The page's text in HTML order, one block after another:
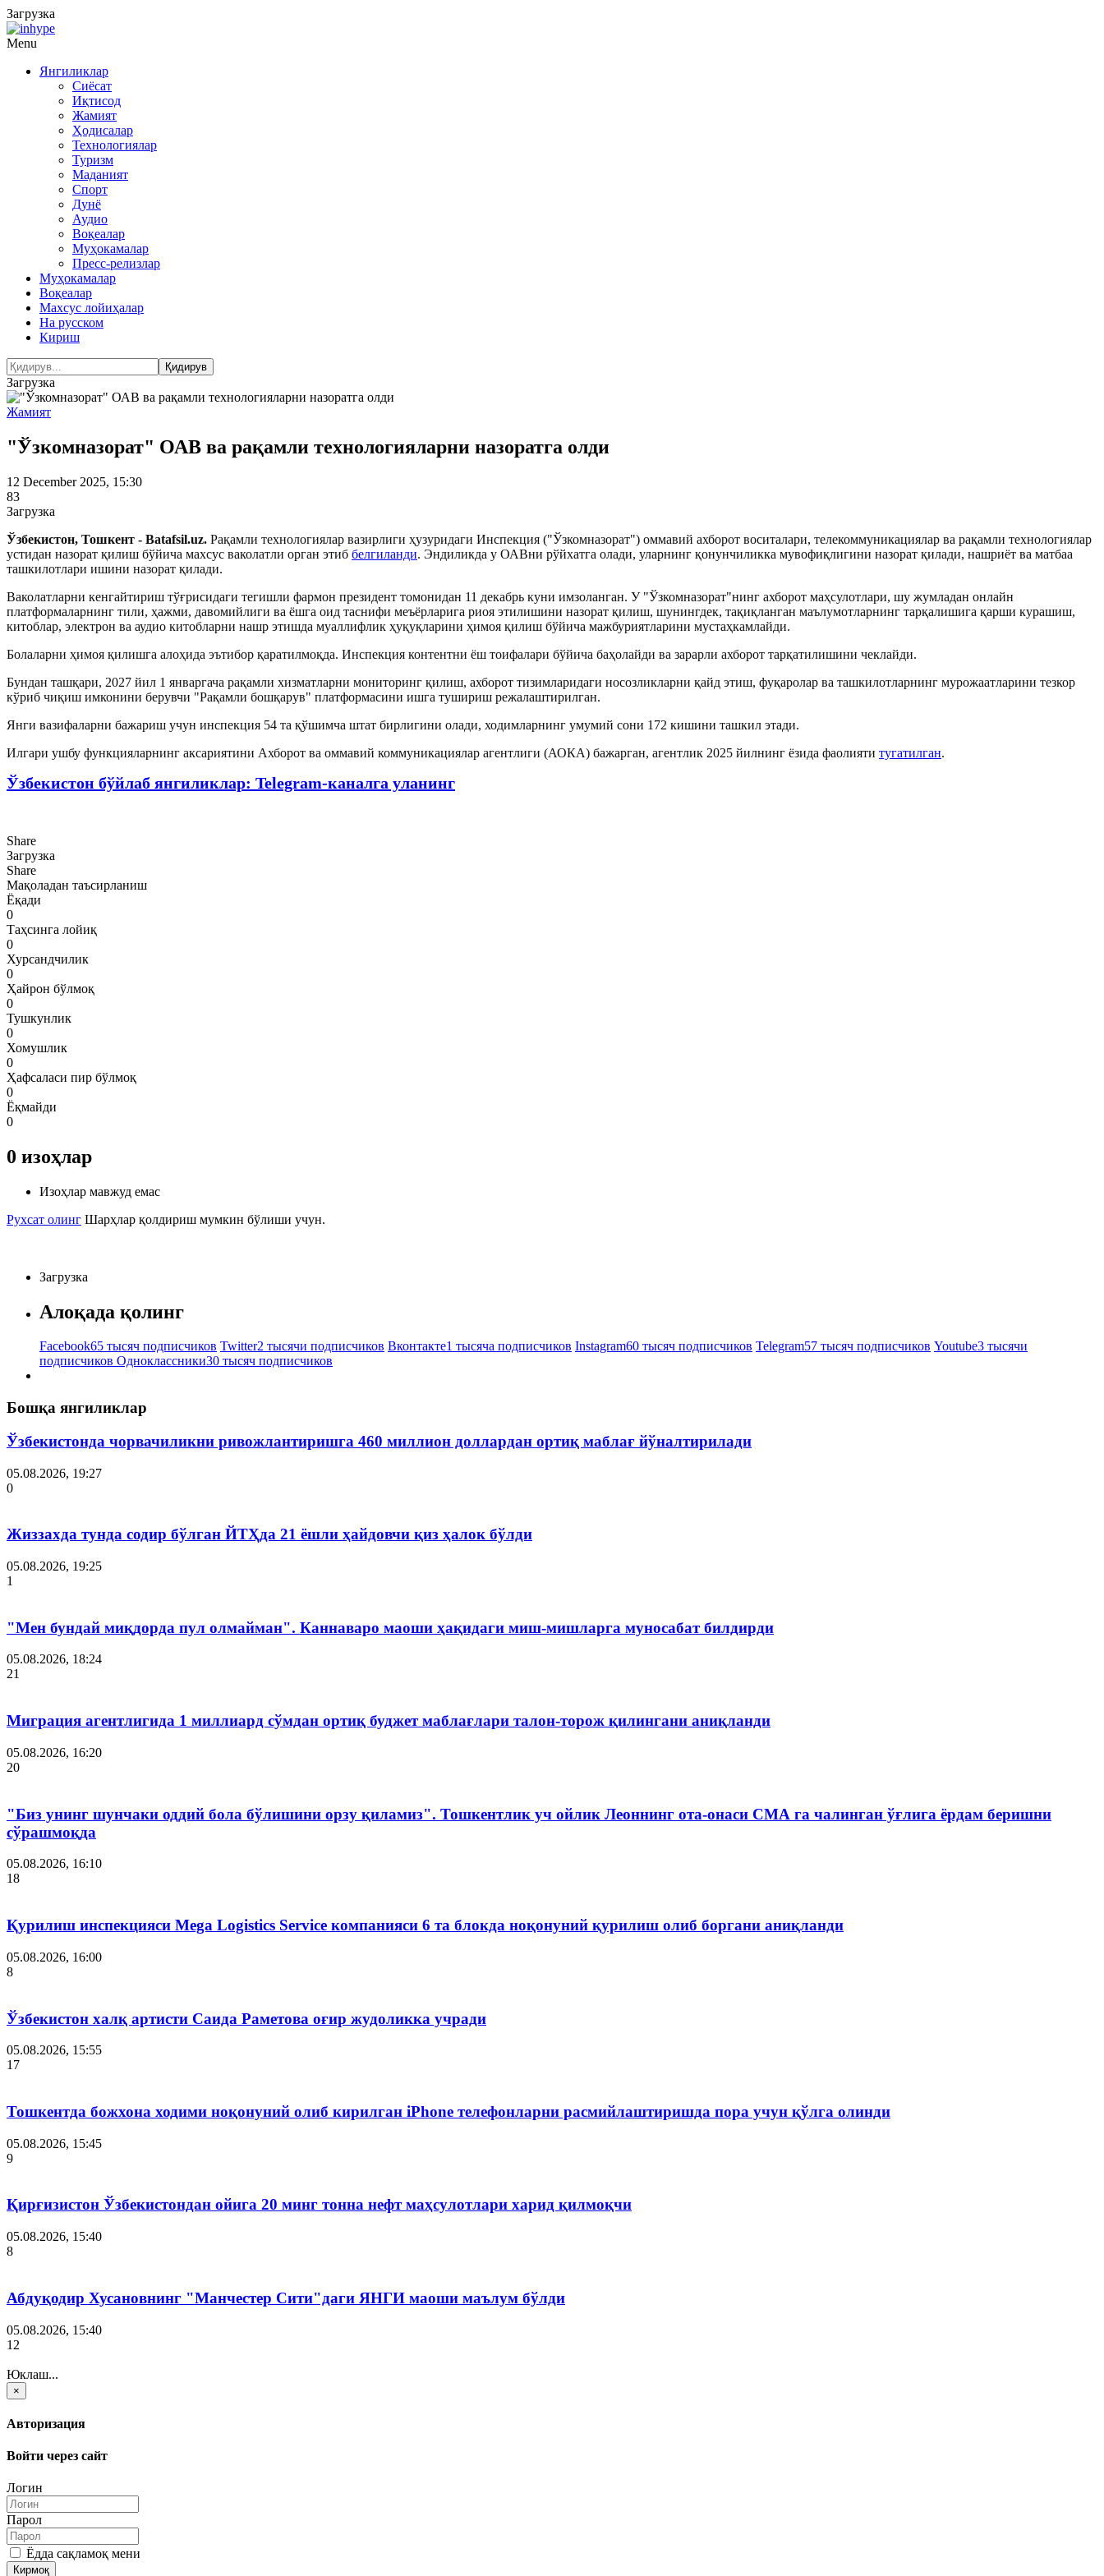
Загрузка
Menu
Янгиликлар
Сиёсат
Иқтисод
Жамият
Ҳодисалар
Технологиялар
Туризм
Маданият
Спорт
Дунё
Аудио
Воқеалар
Муҳокамалар
Пресс-релизлар
Муҳокамалар
Воқеалар
Махсус лойиҳалар
На русском
Кириш
Загрузка
Жамият
"Ўзкомназорат" ОАВ ва рақамли технологияларни назоратга олди
12 December 2025, 15:30
83
Загрузка
Ўзбекистон, Тошкент - Batafsil.uz. Рақамли технологиялар вазирлиги ҳузуридаги Инспекция ("Ўзкомназорат") оммавий ахборот воситалари, телекоммуникациялар ва рақамли технологиялар
устидан назорат қилиш бўйича махсус ваколатли орган этиб белгиланди. Эндиликда у ОАВни рўйхатга олади, уларнинг қонунчиликка мувофиқлигини назорат қилади, нашриёт ва матбаа
ташкилотлари ишини назорат қилади.
Ваколатларни кенгайтириш тўғрисидаги тегишли фармон президент томонидан 11 декабрь куни имзоланган. У "Ўзкомназорат"нинг ахборот маҳсулотлари, шу жумладан онлайн
платформаларнинг тили, ҳажми, давомийлиги ва ёшга оид таснифи меъёрларига риоя этилишини назорат қилиш, шунингдек, тақиқланган маълумотларнинг тарқалишига қарши курашиш,
китоблар, электрон ва аудио китобларни нашр этишда муаллифлик ҳуқуқларини ҳимоя қилиш бўйича мажбуриятларини мустаҳкамлайди.
Болаларни ҳимоя қилишга алоҳида эътибор қаратилмоқда. Инспекция контентни ёш тоифалари бўйича баҳолайди ва зарарли ахборот тарқатилишини чеклайди.
Бундан ташқари, 2027 йил 1 январгача рақамли хизматларни мониторинг қилиш, ахборот тизимларидаги носозликларни қайд этиш, фуқаролар ва ташкилотларнинг мурожаатларини тезкор
кўриб чиқиш имконини берувчи "Рақамли бошқарув" платформасини ишга тушириш режалаштирилган.
Янги вазифаларни бажариш учун инспекция 54 та қўшимча штат бирлигини олади, ходимларнинг умумий сони 172 кишини ташкил этади.
Илгари ушбу функцияларнинг аксариятини Ахборот ва оммавий коммуникациялар агентлиги (АОКА) бажарган, агентлик 2025 йилнинг ёзида фаолияти тугатилган.
Ўзбекистон бўйлаб янгиликлар: Telegram-каналга уланинг
Share
Загрузка
Share
Мақоладан таъсирланиш
Ёқади
0
Таҳсинга лойиқ
0
Хурсандчилик
0
Ҳайрон бўлмоқ
0
Тушкунлик
0
Хомушлик
0
Ҳафсаласи пир бўлмоқ
0
Ёқмайди
0
0 изоҳлар
Изоҳлар мавжуд емас
Рухсат олинг Шарҳлар қолдириш мумкин бўлиши учун.
Загрузка
Алоқада қолинг
Facebook65 тысяч подписчиков Twitter2 тысячи подписчиков Вконтакте1 тысяча подписчиков Instagram60 тысяч подписчиков Telegram57 тысяч подписчиков Youtube3 тысячи
подписчиков Одноклассники30 тысяч подписчиков
Бошқа янгиликлар
Ўзбекистонда чорвачиликни ривожлантиришга 460 миллион доллардан ортиқ маблағ йўналтирилади
05.08.2026, 19:27
0
Жиззахда тунда содир бўлган ЙТҲда 21 ёшли ҳайдовчи қиз ҳалок бўлди
05.08.2026, 19:25
1
"Мен бундай миқдорда пул олмайман". Каннаваро маоши ҳақидаги миш-мишларга муносабат билдирди
05.08.2026, 18:24
21
Миграция агентлигида 1 миллиард сўмдан ортиқ буджет маблағлари талон-торож қилингани аниқланди
05.08.2026, 16:20
20
"Биз унинг шунчаки оддий бола бўлишини орзу қиламиз". Тошкентлик уч ойлик Леоннинг ота-онаси СМА га чалинган ўғлига ёрдам беришни
сўрашмоқда
05.08.2026, 16:10
18
Қурилиш инспекцияси Мega Logistics Service компанияси 6 та блокда ноқонуний қурилиш олиб боргани аниқланди
05.08.2026, 16:00
8
Ўзбекистон халқ артисти Саида Раметова оғир жудоликка учради
05.08.2026, 15:55
17
Тошкентда божхона ходими ноқонуний олиб кирилган iPhone телефонларни расмийлаштиришда пора учун қўлга олинди
05.08.2026, 15:45
9
Қирғизистон Ўзбекистондан ойига 20 минг тонна нефт маҳсулотлари харид қилмоқчи
05.08.2026, 15:40
8
Абдуқодир Хусановнинг "Манчестер Сити"даги ЯНГИ маоши маълум бўлди
05.08.2026, 15:40
12
Юклаш...
×
Авторизация
Войти через сайт
Логин
Парол
Ёдда сақламоқ мени